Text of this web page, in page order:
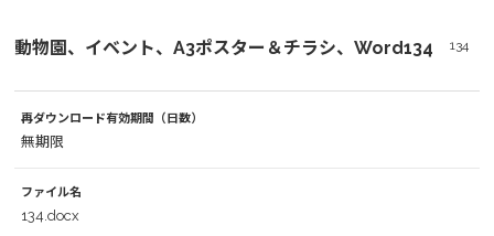
動物園、イベント、A3ポスター＆チラシ、Word134 134
再ダウンロード有効期間（日数）
無期限
ファイル名
134.docx